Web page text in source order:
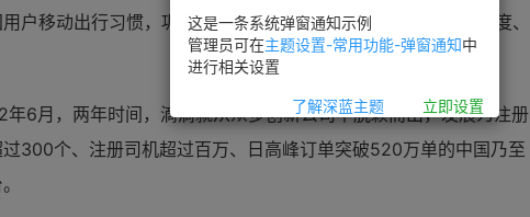
户移动出行习惯，巩固现有业务的领先地位、加大产品研发力度、
年6月，两年时间，滴滴就从众多创新公司中脱颖而出，发展为注册
300个、注册司机超过百万、日高峰订单突破520万单的中国乃至
这是一条系统弹窗通知示例
管理员可在主题设置-常用功能-弹窗通知中
进行相关设置
了解深蓝主题 立即设置